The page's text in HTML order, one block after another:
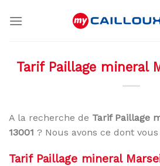
Tarif Paillage mineral
A la recherche de Tarif Paillage
13001 ? Nous avons ce dont
Tarif Paillage mineral